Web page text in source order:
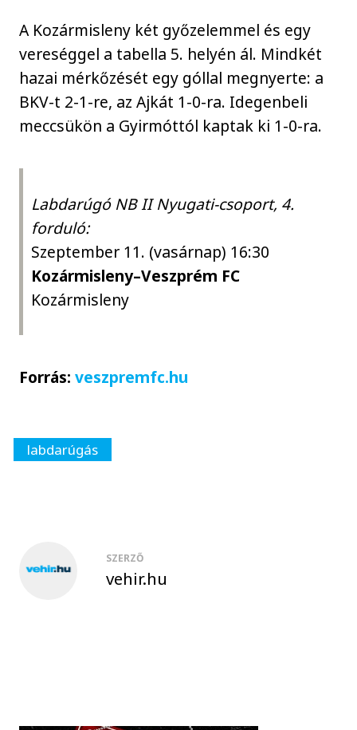
A Kozármisleny két győzelemmel és egy
vereséggel a tabella 5. helyén ál. Mindkét
hazai mérkőzését egy góllal megnyerte: a
BKV-t 2-1-re, az Ajkát 1-0-ra. Idegenbeli
meccsükön a Gyirmóttól kaptak ki 1-0-ra.
Labdarúgó NB II Nyugati-csoport, 4.
forduló:
Szeptember 11. (vasárnap) 16:30
Kozármisleny–Veszprém FC
Kozármisleny
Forrás:veszpremfc.hu
labdarúgás
SZERZŐ
vehir.hu